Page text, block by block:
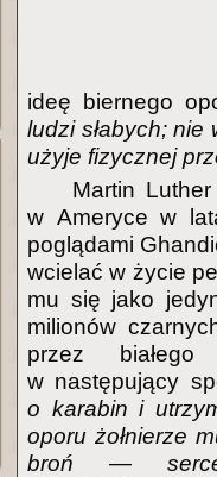
ideę biernego
ludzi słabych; nie
użyje fizycznej
Martin
w Ameryce w
poglądami
wcielać w życie
mu się jako
milionów
przez białego
w następujący
o karabin i
oporu żołnierze
broń —